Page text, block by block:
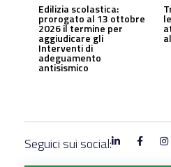
Edilizia scolastica:
prorogato al 13 ottobre
2026 il termine per
aggiudicare gli
Interventi di
adeguamento
antisismico
Seguici sui social: